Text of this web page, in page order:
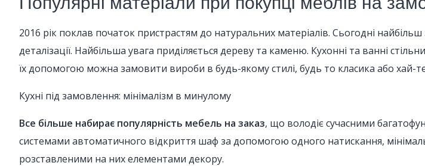
2016 рік поклав початок пристрастям до натуральних матеріалів. Сьогодні
деталізації. Найбільша увага приділяється дереву та каменю. Кухонні та ванні
їх допомогою можна замовити вироби в будь-якому стилі, будь то класика або хай-
Кухні під замовлення: мінімалізм в минулому
Все більше набирає популярність мебель на заказ, що володіє сучасними
системами автоматичного відкриття шаф за допомогою одного натискання,
розставленими на них елементами декору.